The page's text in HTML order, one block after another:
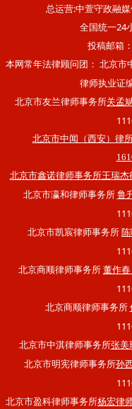
总运营:中萱守政融
全国统一24
投稿邮箱
本网常年法律顾问团： 北京市
律师执业证
北京市友兰律师事务所关孟
北京市中闻（西安）律
北京市鑫诺律师事务所王瑞杰
北京市瀛和律师事务所 鲁
北京市凯宸律师事务所
北京商顺律师事务所 董作
北京商顺律师事务所
北京市中淇律师事务所张美
北京市明宪律师事务所孙
北京市盈科律师事务所杨宏律